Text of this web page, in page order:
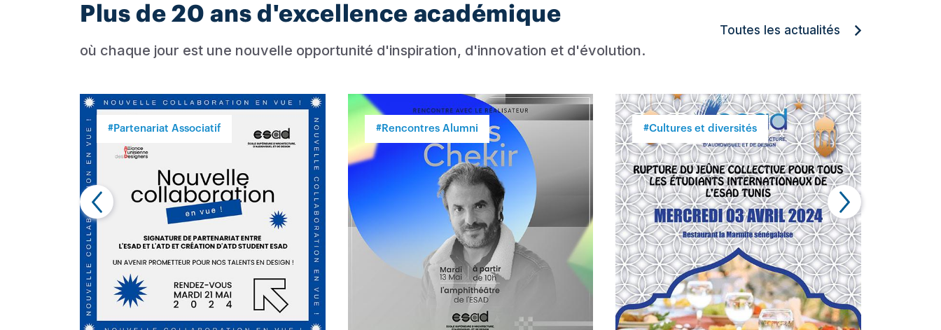
Plus de 20 ans d'excellence académique
où chaque jour est une nouvelle opportunité d'inspiration, d'innovation et d'évolution.
Toutes les actualités
#Partenariat Associatif #Rencontres Alumni #Cultures et diversités